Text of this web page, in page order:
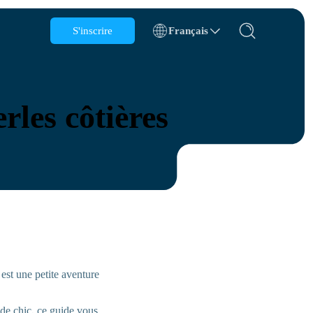
S'inscrire Français
Chili
Danemark
côtières
une petite aventure
chic, ce guide vous